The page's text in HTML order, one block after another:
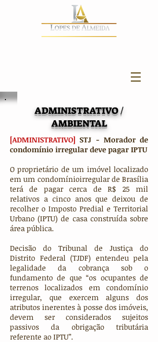
ADMINISTRATIVO /
AMBIENTAL
[ADMINISTRATIVO]STJ - Morador de
condomínio irregular deve pagar IPTU
O proprietário de um imóvel localizado
em um condomínioirregular de Brasília
terá de pagar cerca de R$ 25 mil
relativos a cinco anos que deixou de
recolher o Imposto Predial e Territorial
Urbano (IPTU) de casa construída sobre
área pública.
Decisão do Tribunal de Justiça do
Distrito Federal (TJDF) entendeu pela
legalidade da cobrança sob o
fundamento de que “os ocupantes de
terrenos localizados em condomínio
irregular, que exercem alguns dos
atributos inerentes à posse dos imóveis,
devem ser considerados sujeitos
passivos da obrigação tributária
referente ao IPTU”.